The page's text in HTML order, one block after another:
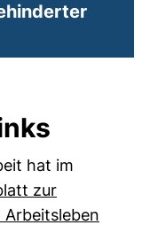
hat im
zur
Arbeitsleben